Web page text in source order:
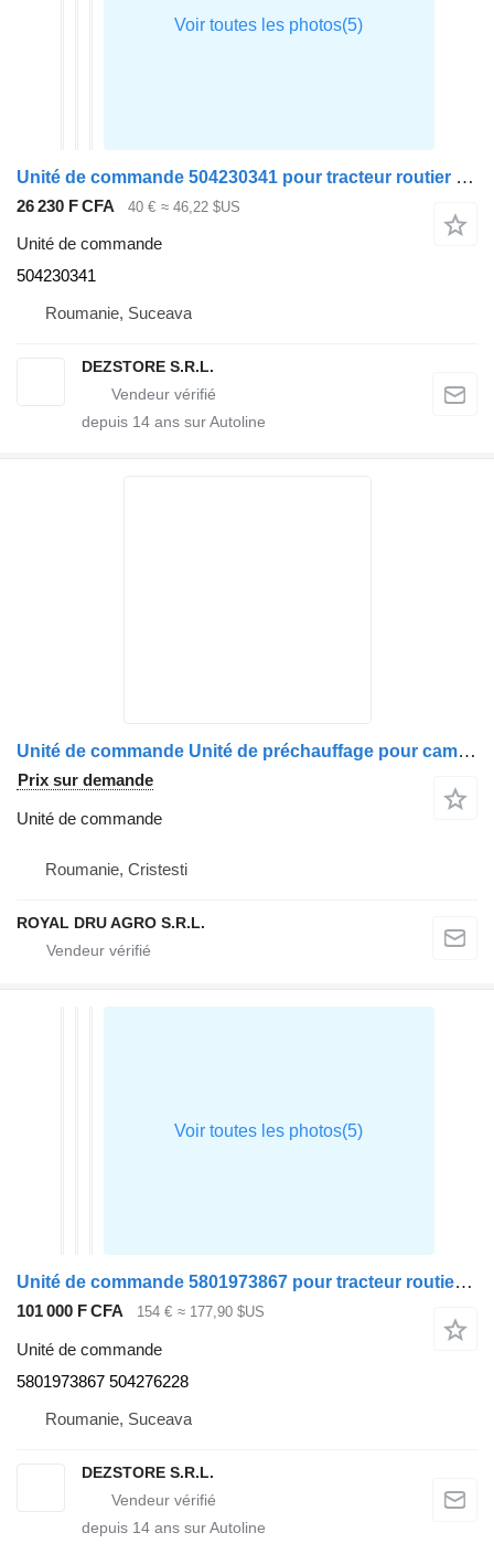
Unité de commande 504230341 pour tracteur routier IVECO STRALIS
26 230 F CFA 40 € ≈ 46,22 $US
Unité de commande
504230341
Roumanie, Suceava
DEZSTORE S.R.L.
depuis 14 ans sur Autoline
Unité de commande Unité de préchauffage pour camion IVECO 504041252 99437042
Prix sur demande
Unité de commande
Roumanie, Cristesti
ROYAL DRU AGRO S.R.L.
Unité de commande 5801973867 pour tracteur routier IVECO STRALIS
101 000 F CFA 154 € ≈ 177,90 $US
Unité de commande
5801973867 504276228
Roumanie, Suceava
DEZSTORE S.R.L.
depuis 14 ans sur Autoline